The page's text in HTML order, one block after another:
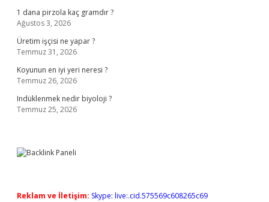
1 dana pirzola kaç gramdır ?
Ağustos 3, 2026
Üretim işçisi ne yapar ?
Temmuz 31, 2026
Koyunun en iyi yeri neresi ?
Temmuz 26, 2026
Indüklenmek nedir biyoloji ?
Temmuz 25, 2026
Reklam ve İletişim: Skype: live:.cid.575569c608265c69